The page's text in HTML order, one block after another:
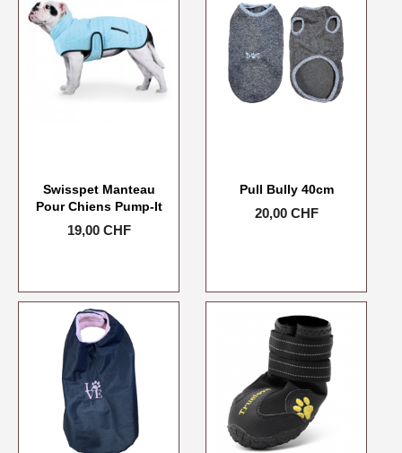
Swisspet Manteau
Pour Chiens Pump-It
Prix
19,00 CHF
Pull Bully 40cm
Prix
20,00 CHF